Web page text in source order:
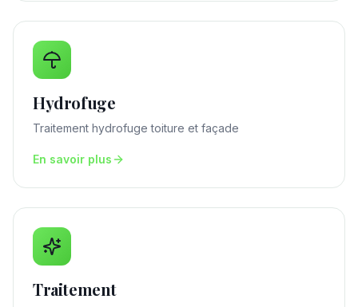
Hydrofuge
Traitement hydrofuge toiture et façade
En savoir plus
Traitement